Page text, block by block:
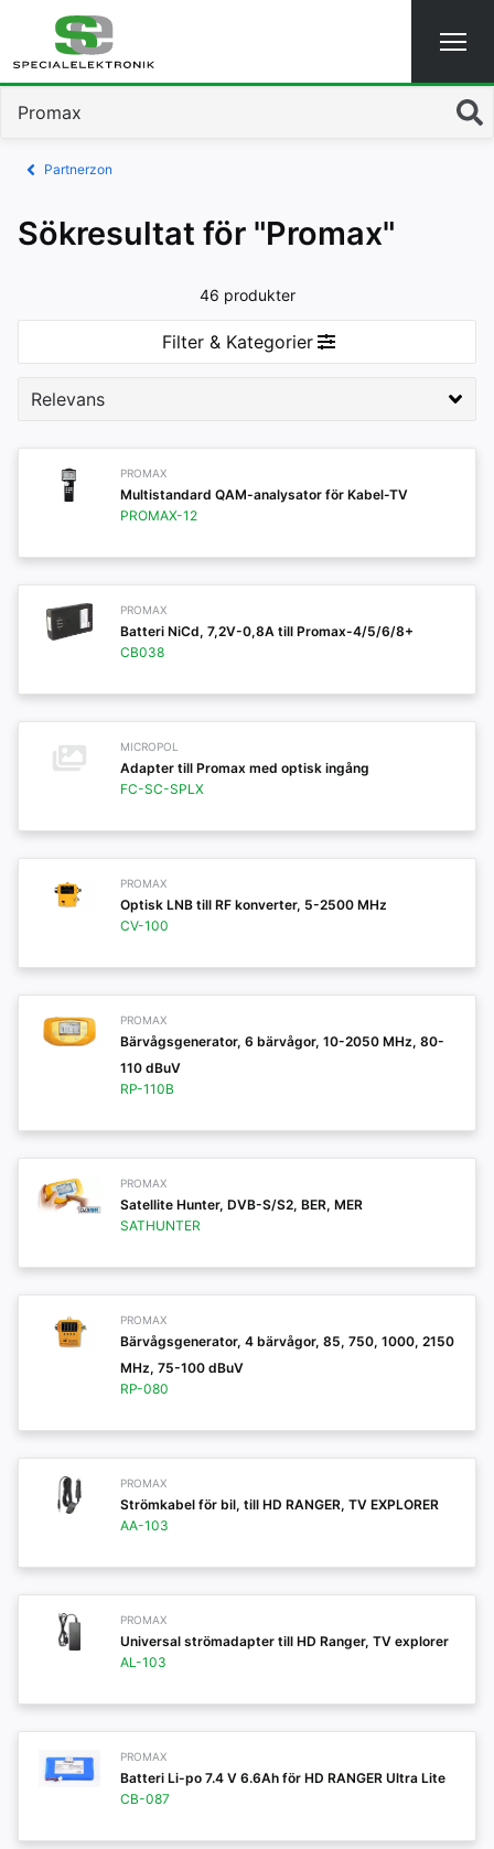
Sök
Partnerzon
Sökresultat för "Promax"
46 produkter
Filter & Kategorier
PROMAX
Multistandard QAM-analysator för Kabel-TV
PROMAX-12
PROMAX
Batteri NiCd, 7,2V-0,8A till Promax-4/5/6/8+
CB038
MICROPOL
Adapter till Promax med optisk ingång
FC-SC-SPLX
PROMAX
Optisk LNB till RF konverter, 5-2500 MHz
CV-100
PROMAX
Bärvågsgenerator, 6 bärvågor, 10-2050 MHz, 80-
110 dBuV
RP-110B
PROMAX
Satellite Hunter, DVB-S/S2, BER, MER
SATHUNTER
PROMAX
Bärvågsgenerator, 4 bärvågor, 85, 750, 1000, 2150
MHz, 75-100 dBuV
RP-080
PROMAX
Strömkabel för bil, till HD RANGER, TV EXPLORER
AA-103
PROMAX
Universal strömadapter till HD Ranger, TV explorer
AL-103
PROMAX
Batteri Li-po 7.4 V 6.6Ah för HD RANGER Ultra Lite
CB-087